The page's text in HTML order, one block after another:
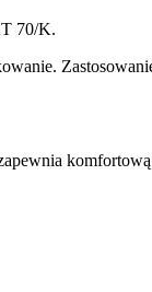
70/K.
komfortową